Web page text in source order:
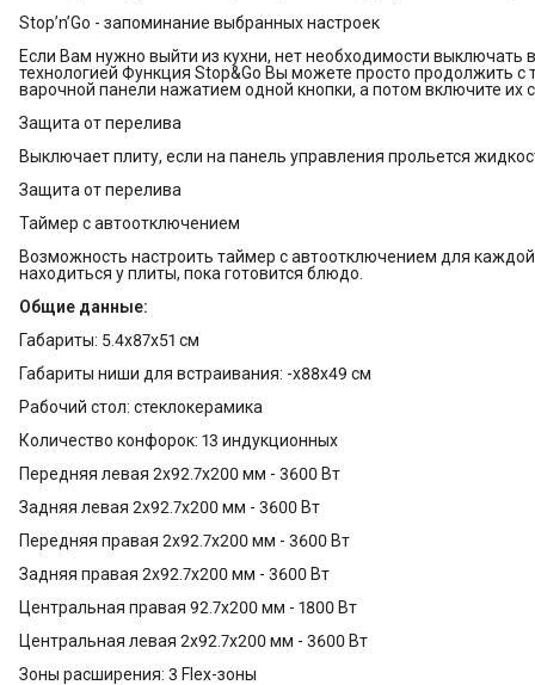
Stop’n’Go - запоминание выбранных настроек
Если Вам нужно выйти из кухни, нет необходимости
технологией Функция Stop&Go Вы можете просто продолжить с
варочной панели нажатием одной кнопки, а потом включите их
Защита от перелива
Выключает плиту, если на панель управления прольется
Защита от перелива
Таймер с автоотключением
Возможность настроить таймер с автоотключением для
находиться у плиты, пока готовится блюдо.
Общие данные:
Габариты: 5.4x87x51 см
Габариты ниши для встраивания: -x88x49 см
Рабочий стол: стеклокерамика
Количество конфорок: 13 индукционных
Передняя левая 2x92.7x200 мм - 3600 Вт
Задняя левая 2x92.7x200 мм - 3600 Вт
Передняя правая 2x92.7x200 мм - 3600 Вт
Задняя правая 2x92.7x200 мм - 3600 Вт
Центральная правая 92.7x200 мм - 1800 Вт
Центральная левая 2x92.7x200 мм - 3600 Вт
Зоны расширения: 3 Flex-зоны